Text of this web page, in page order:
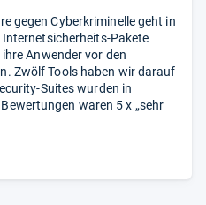
gegen Cyberkriminelle geht in
Internetsicherheits-Pakete
Anwender vor den
Zwölf Tools haben wir darauf
Suites wurden in
waren 5 x „sehr